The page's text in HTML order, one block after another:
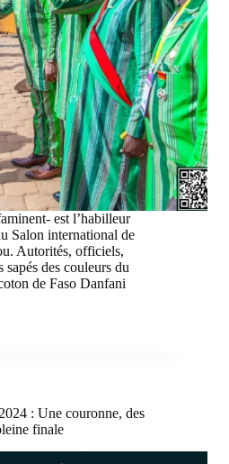
est l’habilleur
Salon international de
Autorités, officiels,
sapés des couleurs du
de Faso Danfani
: Une couronne, des
finale